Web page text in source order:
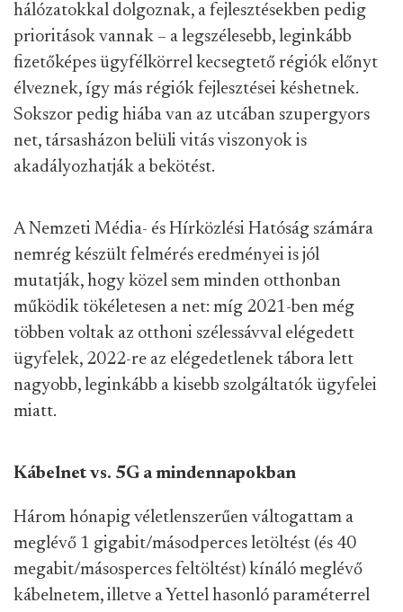
hálózatokkal dolgoznak, a fejlesztésekben pedig
prioritások vannak – a legszélesebb, leginkább
fizetőképes ügyfélkörrel kecsegtető régiók előnyt
élveznek, így más régiók fejlesztései késhetnek.
Sokszor pedig hiába van az utcában szupergyors
net, társasházon belüli vitás viszonyok is
akadályozhatják a bekötést.
A Nemzeti Média- és Hírközlési Hatóság számára
nemrég készült felmérés eredményei is jól
mutatják, hogy közel sem minden otthonban
működik tökéletesen a net: míg 2021-ben még
többen voltak az otthoni szélessávval elégedett
ügyfelek, 2022-re az elégedetlenek tábora lett
nagyobb, leginkább a kisebb szolgáltatók ügyfelei
miatt.
Kábelnet vs. 5G a mindennapokban
Három hónapig véletlenszerűen váltogattam a
meglévő 1 gigabit/másodperces letöltést (és 40
megabit/másosperces feltöltést) kínáló meglévő
kábelnetem, illetve a Yettel hasonló paraméterrel